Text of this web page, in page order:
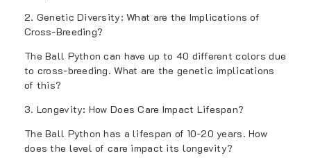
2. Genetic Diversity: What are the Implications of
Cross-Breeding?
The Ball Python can have up to 40 different colors due
to cross-breeding. What are the genetic implications
of this?
3. Longevity: How Does Care Impact Lifespan?
The Ball Python has a lifespan of 10-20 years. How
does the level of care impact its longevity?